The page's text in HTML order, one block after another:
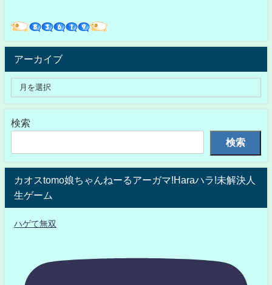
アーカイブ
検索
検索
カオスtomo娘ちゃんねーるアーガマ!Haraハラ!未解決人
生ゲーム
ハゲて無双